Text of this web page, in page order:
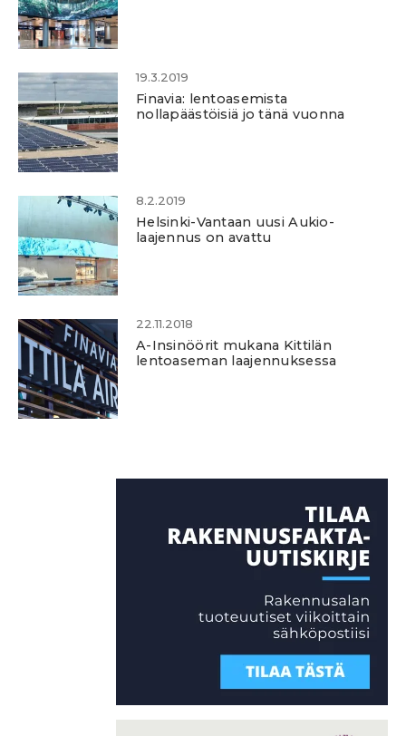
19.3.2019
Finavia: lentoasemista
nollapäästöisiä jo tänä vuonna
8.2.2019
Helsinki-Vantaan uusi Aukio-
laajennus on avattu
22.11.2018
A-Insinöörit mukana Kittilän
lentoaseman laajennuksessa